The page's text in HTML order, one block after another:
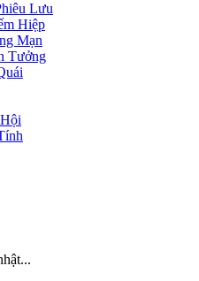
Lưu
Hiệp
Mạn
Tưởng